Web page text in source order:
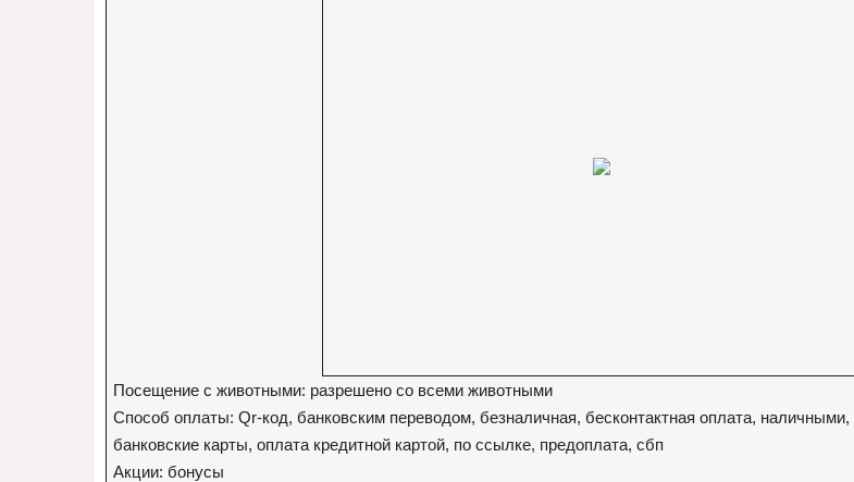
Посещение с животными: разрешено со всеми животными
Способ оплаты: Qr-код, банковским переводом, безналичная, бесконтактная оплата,
банковские карты, оплата кредитной картой, по ссылке, предоплата, сбп
Акции: бонусы